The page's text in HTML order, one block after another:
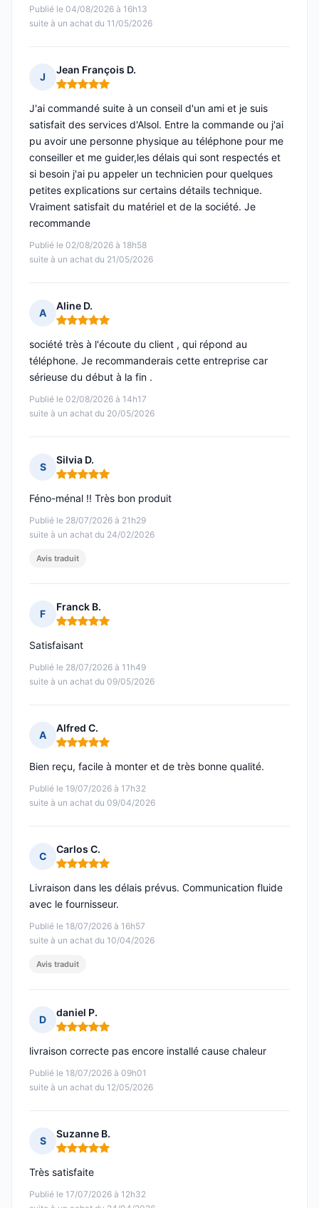
Publié le 04/08/2026 à 16h13
suite à un achat du 11/05/2026
J
Jean François D.
Note : 5 sur 5
Publié le 02/08/2026 à 18h58
suite à un achat du 21/05/2026
J'ai commandé suite à un conseil d'un ami et je suis
satisfait des services d'Alsol. Entre la commande ou j'ai
pu avoir une personne physique au téléphone pour me
conseiller et me guider,les délais qui sont respectés et
si besoin j'ai pu appeler un technicien pour quelques
petites explications sur certains détails technique.
Vraiment satisfait du matériel et de la société. Je
recommande
A
Aline D.
Note : 5 sur 5
Publié le 02/08/2026 à 14h17
suite à un achat du 20/05/2026
société très à l'écoute du client , qui répond au
téléphone. Je recommanderais cette entreprise car
sérieuse du début à la fin .
S
Silvia D.
Note : 5 sur 5
Publié le 28/07/2026 à 21h29
suite à un achat du 24/02/2026
Féno-ménal !! Très bon produit
Avis traduit
F
Franck B.
Note : 5 sur 5
Publié le 28/07/2026 à 11h49
suite à un achat du 09/05/2026
Satisfaisant
A
Alfred C.
Note : 5 sur 5
Publié le 19/07/2026 à 17h32
suite à un achat du 09/04/2026
Bien reçu, facile à monter et de très bonne qualité.
C
Carlos C.
Note : 5 sur 5
Publié le 18/07/2026 à 16h57
suite à un achat du 10/04/2026
Livraison dans les délais prévus. Communication fluide
avec le fournisseur.
Avis traduit
D
daniel P.
Note : 5 sur 5
Publié le 18/07/2026 à 09h01
suite à un achat du 12/05/2026
livraison correcte pas encore installé cause chaleur
S
Suzanne B.
Note : 5 sur 5
Publié le 17/07/2026 à 12h32
Très satisfaite